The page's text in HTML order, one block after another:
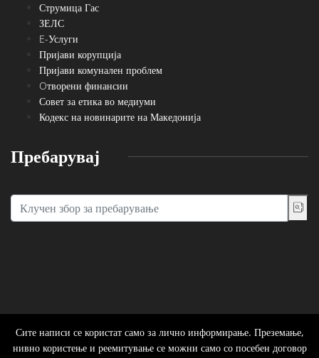
Струмица Гас
ЗЕЛС
E-Услуги
Пријави корупција
Пријави комунален проблем
Oтворени финансии
Совет за етика во медиуми
Кодекс на новинарите на Македонија
Пребарувај
Сите написи се користат само за лично информирање. Преземање,
нивно користење и реемитување се можни само со посебен договор